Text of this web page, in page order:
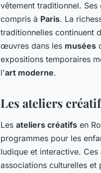
vêtement traditionnel.
compris à Paris. La
traditionnelles continuent
œuvres dans les musées
expositions temporaires
l'art moderne.
Les ateliers
Les ateliers créatifs en
programmes pour les
ludique et interactive. Ces
associations culturelles